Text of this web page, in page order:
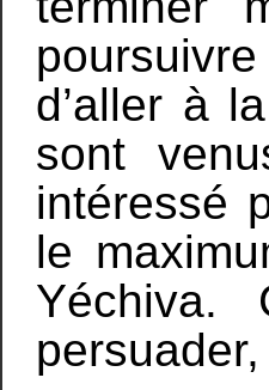
d’aller à
sont
intéressé
le
Yéchiva.